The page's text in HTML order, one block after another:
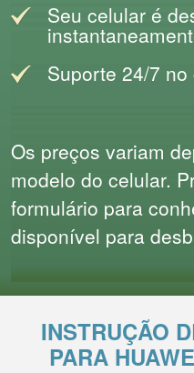
Seu celular é
Suporte 24/7
Os preços variam
modelo do celular.
formulário para
disponível para
INSTRUÇÃO
PARA